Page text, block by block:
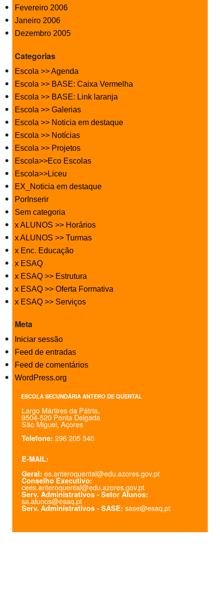
Fevereiro 2006
Janeiro 2006
Dezembro 2005
Categorias
Escola >> Agenda
Escola >> BASE: Caixa Vermelha
Escola >> BASE: Link laranja
Escola >> Galerias
Escola >> Noticia em destaque
Escola >> Notícias
Escola >> Projetos
Escola>>Eco Escolas
Escola>>Liceu
EX_Noticia em destaque
PorInserir
Sem categoria
x ALUNOS >> Horários
x ALUNOS >> Turmas
x Enc. Educação
x ESAQ
x ESAQ >> Estrutura
x ESAQ >> Oferta Formativa
x ESAQ >> Serviços
Meta
Iniciar sessão
Feed de entradas
Feed de comentários
WordPress.org
ESCOLA SECUNDÁRIA ANTERO DE QUENTAL
Largo Mártires da Pátria,
9504-520 Ponta Delgada
São Miguel, Açores
Telefone: 296 205 540
E-MAIL:
Geral: es.anteroquental@edu.azores.gov.pt
Conselho Executivo:
cees.anteroquental@edu.azores.gov.pt
Serv. Administrativos - Setor Alunos:
sa.alunos@esaq.pt
Serv. Administrativos - SASE: sase@esaq.pt